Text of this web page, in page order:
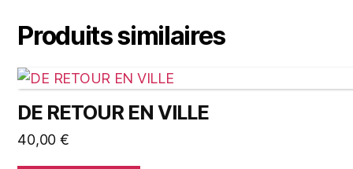
Produits similaires
DE RETOUR EN VILLE
40,00 €